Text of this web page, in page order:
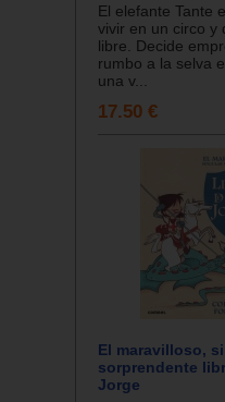
El elefante Tante
vivir en un circo y
libre. Decide
rumbo a la selva
una v...
17.50 €
El maravilloso,
sorprendente
Jorge